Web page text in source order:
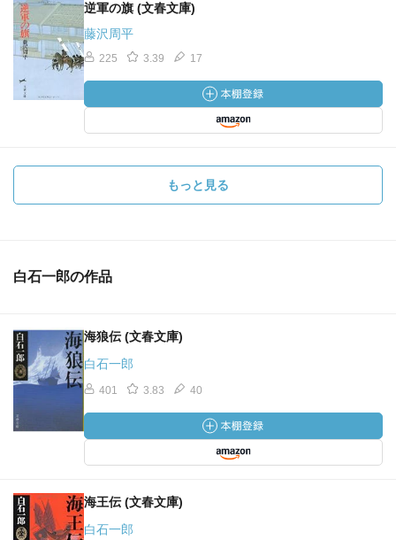
逆軍の旗 (文春文庫)
藤沢周平
225 3.39 17
もっと見る
白石一郎の作品
海狼伝 (文春文庫)
白石一郎
401 3.83 40
海王伝 (文春文庫)
白石一郎